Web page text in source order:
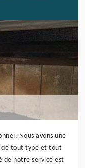
Nous avons une
de tout type et tout
de notre service est